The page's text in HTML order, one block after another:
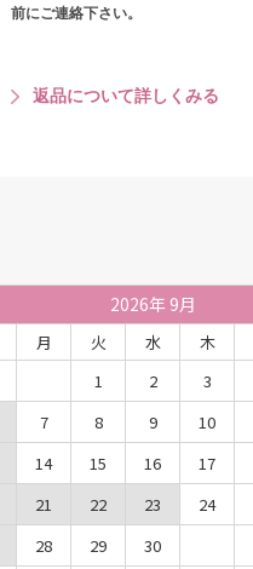
前にご連絡下さい。
返品について詳しくみる
2026年 9月
月 火 水 木
1
2 3
7 8 9 10
14 15 16 17
21 22 23 24
28 29 30